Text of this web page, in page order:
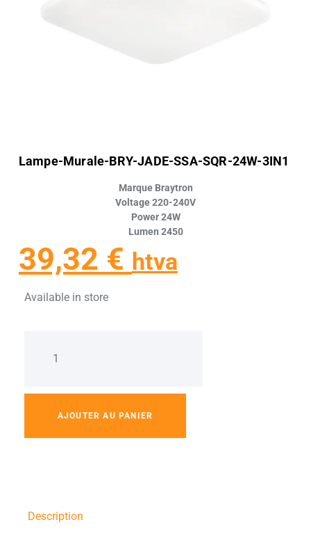
Lampe-Murale-BRY-JADE-SSA-SQR-24W-3IN1
Marque Braytron
Voltage 220-240V
Power 24W
Lumen 2450
39,32 € htva
Available in store
AJOUTER AU PANIER
Description